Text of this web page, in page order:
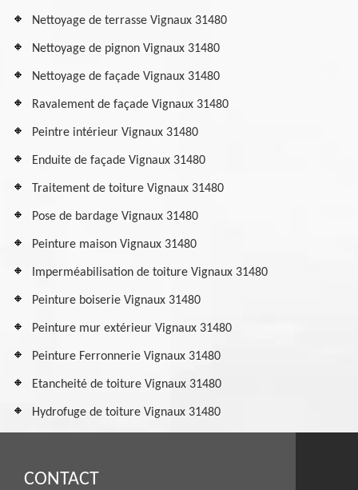
Nettoyage de terrasse Vignaux 31480
Nettoyage de pignon Vignaux 31480
Nettoyage de façade Vignaux 31480
Ravalement de façade Vignaux 31480
Peintre intérieur Vignaux 31480
Enduite de façade Vignaux 31480
Traitement de toiture Vignaux 31480
Pose de bardage Vignaux 31480
Peinture maison Vignaux 31480
Imperméabilisation de toiture Vignaux 31480
Peinture boiserie Vignaux 31480
Peinture mur extérieur Vignaux 31480
Peinture Ferronnerie Vignaux 31480
Etancheité de toiture Vignaux 31480
Hydrofuge de toiture Vignaux 31480
CONTACT